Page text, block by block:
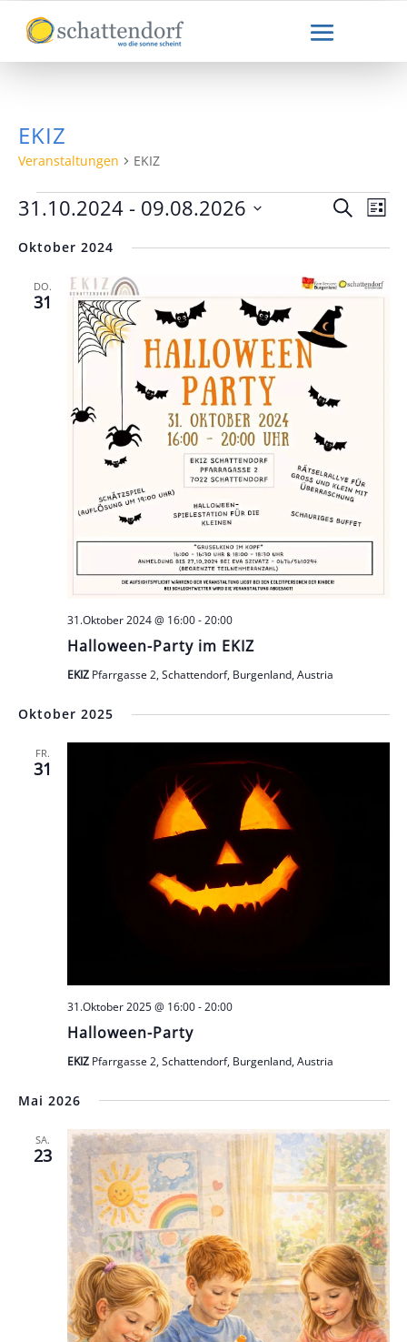
EKIZ
Veranstaltungen EKIZ
VERANSTALTUNGEN
SUCHE
UND
SucheListe
31.10.2024 - 09.08.2026
wählen.
Oktober 2024
DO.
31
Halloween-Party im EKIZ
31.Oktober 2024 @ 16:00-20:00
EKIZ Pfarrgasse 2, Schattendorf, Burgenland, Austria
Oktober 2025
FR.
31
Halloween-Party
31.Oktober 2025 @ 16:00-20:00
EKIZ Pfarrgasse 2, Schattendorf, Burgenland, Austria
Mai 2026
SA.
23